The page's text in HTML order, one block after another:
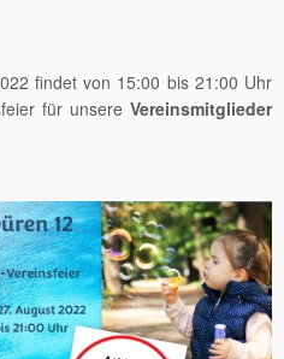
findet von 15:00 bis 21:00 Uhr
für unsere Vereinsmitglieder